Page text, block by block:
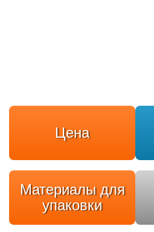
Цена
Материалы для
упаковки